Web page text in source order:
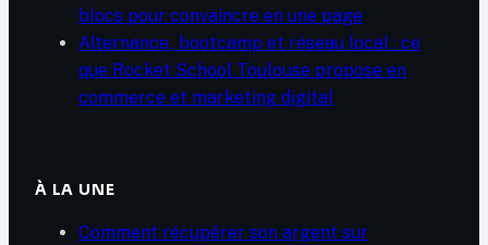
blocs pour convaincre en une page
Alternance, bootcamp et réseau local : ce
que Rocket School Toulouse propose en
commerce et marketing digital
À LA UNE
Comment récupérer son argent sur